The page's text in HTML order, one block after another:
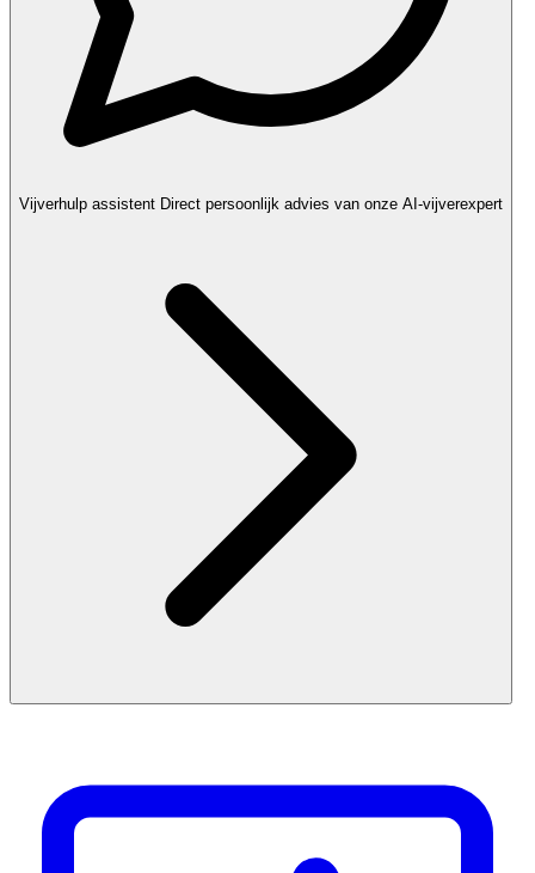
Vijverhulp assistent Direct persoonlijk advies van onze AI-vijverexpert